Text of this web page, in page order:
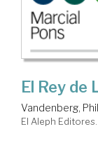
El Rey de
Vandenberg,
El Aleph